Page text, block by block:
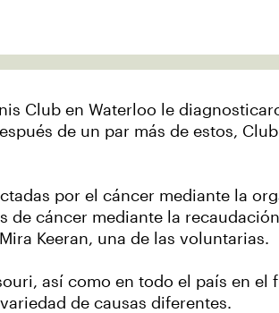
Club en Waterloo le
de un par más de estos,
por el cáncer mediante la
cáncer mediante la
Keeran, una de las voluntarias.
así como en todo el país en el
de causas diferentes.